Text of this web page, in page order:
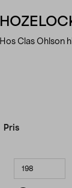
Hos Clas Ohlson
Förfina
Pris